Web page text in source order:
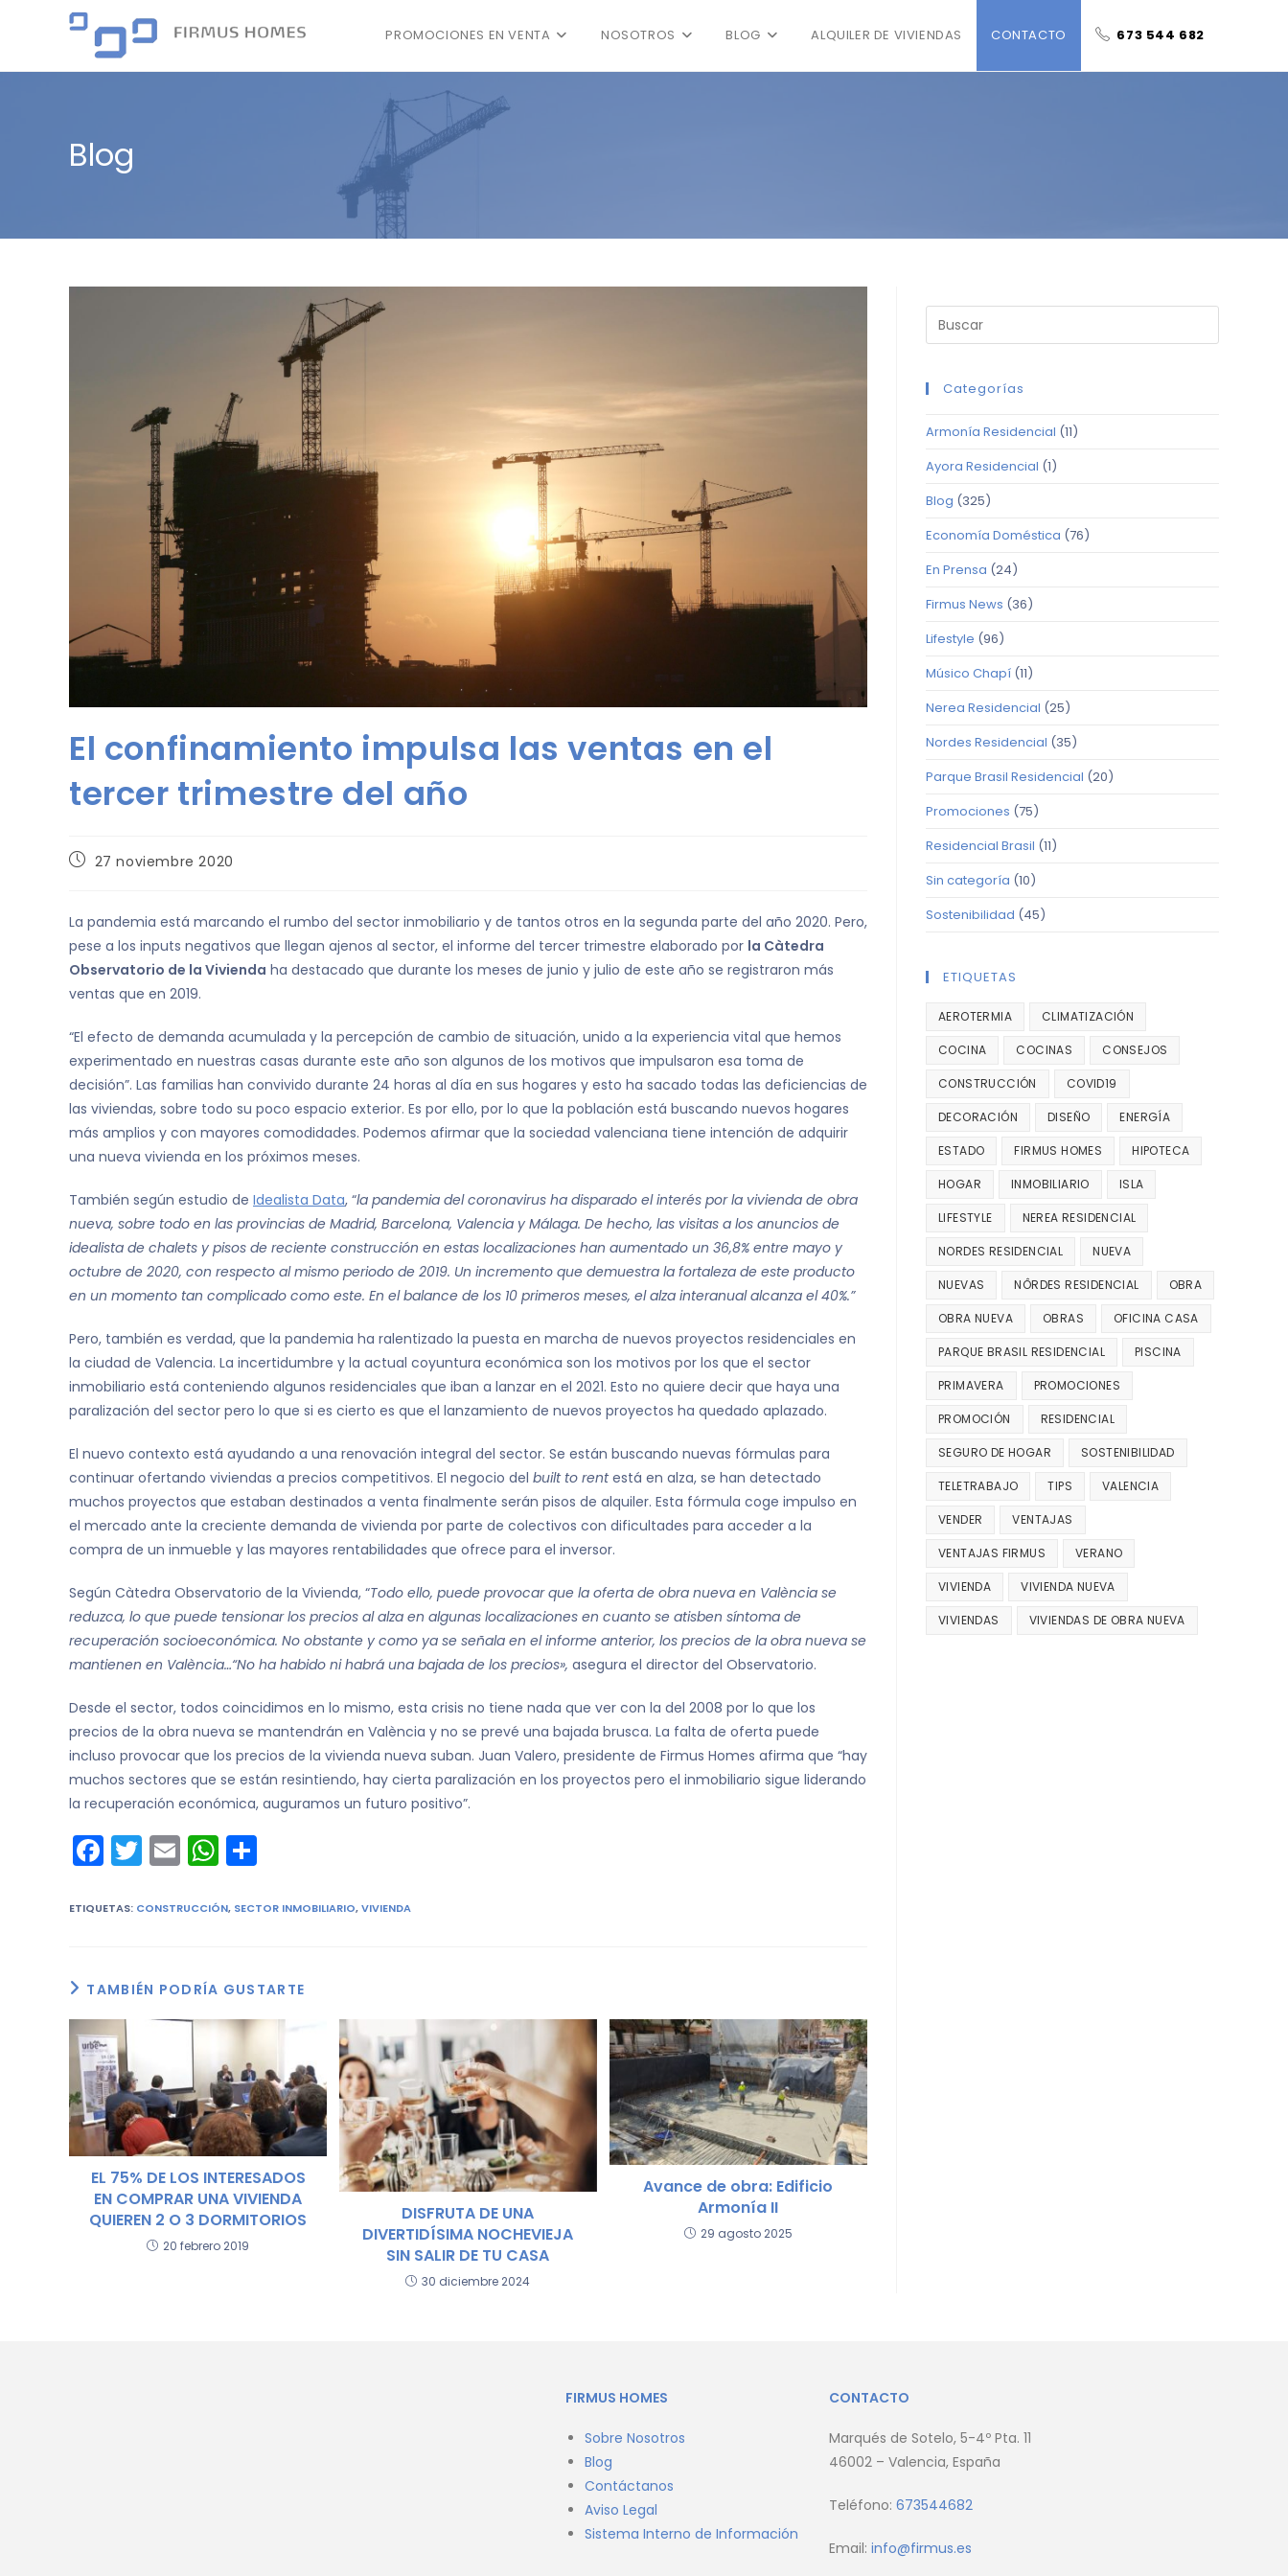
PROMOCIONES EN VENTA NOSOTROS BLOG ALQUILER DE VIVIENDAS CONTACTO 673 544 682
Blog
El confinamiento impulsa las ventas en el
tercer trimestre del año
27 noviembre 2020
La pandemia está marcando el rumbo del sector inmobiliario y de tantos otros en la segunda parte del año 2020. Pero,
pese a los inputs negativos que llegan ajenos al sector, el informe del tercer trimestre elaborado por la Càtedra
Observatorio de la Vivienda ha destacado que durante los meses de junio y julio de este año se registraron más
ventas que en 2019.
“El efecto de demanda acumulada y la percepción de cambio de situación, unido a la experiencia vital que hemos
experimentado en nuestras casas durante este año son algunos de los motivos que impulsaron esa toma de
decisión”. Las familias han convivido durante 24 horas al día en sus hogares y esto ha sacado todas las deficiencias de
las viviendas, sobre todo su poco espacio exterior. Es por ello, por lo que la población está buscando nuevos hogares
más amplios y con mayores comodidades. Podemos afirmar que la sociedad valenciana tiene intención de adquirir
una nueva vivienda en los próximos meses.
También según estudio de Idealista Data, “la pandemia del coronavirus ha disparado el interés por la vivienda de obra
nueva, sobre todo en las provincias de Madrid, Barcelona, Valencia y Málaga. De hecho, las visitas a los anuncios de
idealista de chalets y pisos de reciente construcción en estas localizaciones han aumentado un 36,8% entre mayo y
octubre de 2020, con respecto al mismo periodo de 2019. Un incremento que demuestra la fortaleza de este producto
en un momento tan complicado como este. En el balance de los 10 primeros meses, el alza interanual alcanza el 40%.”
Pero, también es verdad, que la pandemia ha ralentizado la puesta en marcha de nuevos proyectos residenciales en
la ciudad de Valencia. La incertidumbre y la actual coyuntura económica son los motivos por los que el sector
inmobiliario está conteniendo algunos residenciales que iban a lanzar en el 2021. Esto no quiere decir que haya una
paralización del sector pero lo que si es cierto es que el lanzamiento de nuevos proyectos ha quedado aplazado.
El nuevo contexto está ayudando a una renovación integral del sector. Se están buscando nuevas fórmulas para
continuar ofertando viviendas a precios competitivos. El negocio del built to rentestá en alza, se han detectado
muchos proyectos que estaban destinados a venta finalmente serán pisos de alquiler. Esta fórmula coge impulso en
el mercado ante la creciente demanda de vivienda por parte de colectivos con dificultades para acceder a la
compra de un inmueble y las mayores rentabilidades que ofrece para el inversor.
Según Càtedra Observatorio de la Vivienda, “Todo ello, puede provocar que la oferta de obra nueva en València se
reduzca, lo que puede tensionar los precios al alza en algunas localizaciones en cuanto se atisben síntoma de
recuperación socioeconómica. No obstante y como ya se señala en el informe anterior, los precios de la obra nueva se
mantienen en València…“No ha habido ni habrá una bajada de los precios», asegura el director del Observatorio.
Desde el sector, todos coincidimos en lo mismo, esta crisis no tiene nada que ver con la del 2008 por lo que los
precios de la obra nueva se mantendrán en València y no se prevé una bajada brusca. La falta de oferta puede
incluso provocar que los precios de la vivienda nueva suban. Juan Valero, presidente de Firmus Homes afirma que “hay
muchos sectores que se están resintiendo, hay cierta paralización en los proyectos pero el inmobiliario sigue liderando
la recuperación económica, auguramos un futuro positivo”.
F
c
b
o
o
k
T
itt
E
ai
W
a
A
p
p
m
ar
tir
ETIQUETAS: CONSTRUCCIÓN, SECTOR INMOBILIARIO,VIVIENDA
TAMBIÉN PODRÍA GUSTARTE
EL 75% DE LOS INTERESADOS
EN COMPRAR UNA VIVIENDA
QUIEREN 2 O 3 DORMITORIOS
20 febrero 2019
DISFRUTA DE UNA
DIVERTIDÍSIMA NOCHEVIEJA
SIN SALIR DE TU CASA
30 diciembre 2024
Avance de obra: Edificio
Armonía II
29 agosto 2025
Categorías
Armonía Residencial (11)
Ayora Residencial (1)
Blog (325)
Economía Doméstica (76)
En Prensa (24)
Firmus News (36)
Lifestyle (96)
Músico Chapí (11)
Nerea Residencial (25)
Nordes Residencial (35)
Parque Brasil Residencial (20)
Promociones (75)
Residencial Brasil (11)
Sin categoría (10)
Sostenibilidad (45)
ETIQUETAS
AEROTERMIA CLIMATIZACIÓN
COCINA COCINAS CONSEJOS
CONSTRUCCIÓN COVID19
DECORACIÓN DISEÑO ENERGÍA
ESTADO FIRMUS HOMES HIPOTECA
HOGAR INMOBILIARIO ISLA
LIFESTYLE NEREA RESIDENCIAL
NORDES RESIDENCIAL NUEVA
NUEVAS NÔRDES RESIDENCIAL OBRA
OBRA NUEVA OBRAS OFICINA CASA
PARQUE BRASIL RESIDENCIAL PISCINA
PRIMAVERA PROMOCIONES
PROMOCIÓN RESIDENCIAL
SEGURO DE HOGAR SOSTENIBILIDAD
TELETRABAJO TIPS VALENCIA
VENDER VENTAJAS
VENTAJAS FIRMUS VERANO
VIVIENDA VIVIENDA NUEVA
VIVIENDAS VIVIENDAS DE OBRA NUEVA
FIRMUS HOMES
Sobre Nosotros
Blog
Contáctanos
Aviso Legal
Sistema Interno de Información
CONTACTO
Marqués de Sotelo, 5-4º Pta. 11
46002 – Valencia, España
Teléfono: 673544682
Email: info@firmus.es